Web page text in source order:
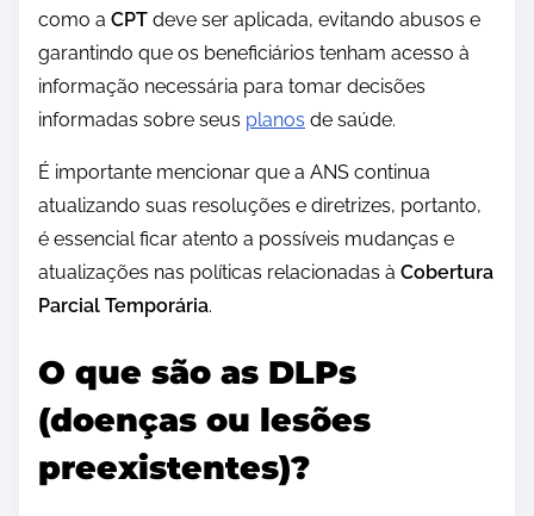
como a CPT deve ser aplicada, evitando abusos e
garantindo que os beneficiários tenham acesso à
informação necessária para tomar decisões
informadas sobre seus planos de saúde.
É importante mencionar que a ANS continua
atualizando suas resoluções e diretrizes, portanto,
é essencial ficar atento a possíveis mudanças e
atualizações nas políticas relacionadas à Cobertura
Parcial Temporária.
O que são as DLPs
(doenças ou lesões
preexistentes)?